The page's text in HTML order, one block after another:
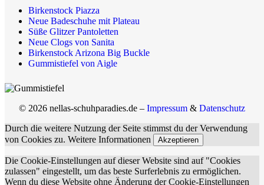
Birkenstock Piazza
Neue Badeschuhe mit Plateau
Süße Glitzer Pantoletten
Neue Clogs von Sanita
Birkenstock Arizona Big Buckle
Gummistiefel von Aigle
© 2026 nellas-schuhparadies.de – Impressum & Datenschutz
Durch die weitere Nutzung der Seite stimmst du der Verwendung
von Cookies zu. Weitere Informationen Akzeptieren
Die Cookie-Einstellungen auf dieser Website sind auf "Cookies
zulassen" eingestellt, um das beste Surferlebnis zu ermöglichen.
Wenn du diese Website ohne Änderung der Cookie-Einstellungen